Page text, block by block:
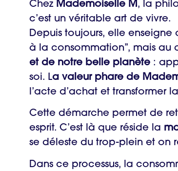
Chez Mademoiselle M, la
c’est un véritable art de vivre.
Depuis toujours, elle enseigne
à la consommation”, mais au
et de notre belle planète :
soi. La valeur phare de
l’acte d’achat et transformer
Cette démarche permet de
esprit. C’est là que réside la
se déleste du trop-plein et on
Dans ce processus, la